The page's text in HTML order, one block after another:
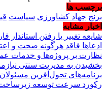
برچسب ها
برنج جهاد کشاورزی سیاست
اخبار مشابه
شایعه تغییر یا رفتن
ادعاها فاقد هرگونه صحت و
نظارت بر پروژه‌ها و خدمات
بخشیدن به مدیریت سنتی
برنامه‌های تحول‌آفرین
رکورد سرعت توسعه